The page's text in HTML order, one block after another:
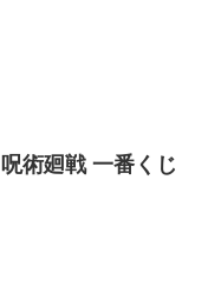
呪術廻戦 一番くじ